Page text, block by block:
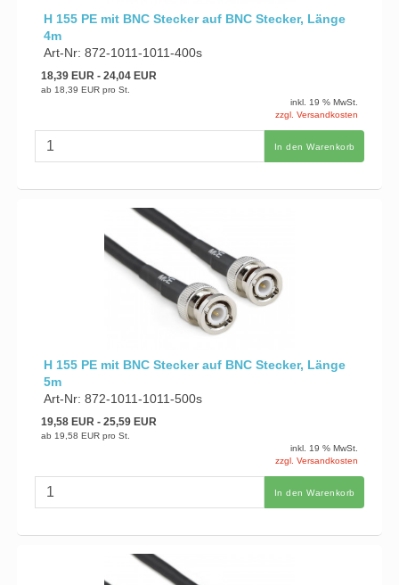
H 155 PE mit BNC Stecker auf BNC Stecker, Länge
4m
Art-Nr: 872-1011-1011-400s
18,39 EUR- 24,04 EUR
ab 18,39 EUR pro St.
inkl. 19 % MwSt.
zzgl. Versandkosten
In den Warenkorb
H 155 PE mit BNC Stecker auf BNC Stecker, Länge
5m
Art-Nr: 872-1011-1011-500s
19,58 EUR- 25,59 EUR
ab 19,58 EUR pro St.
inkl. 19 % MwSt.
zzgl. Versandkosten
In den Warenkorb